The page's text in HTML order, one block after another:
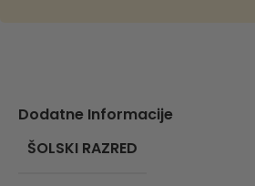
Dodatne Informacije
ŠOLSKI RAZRED